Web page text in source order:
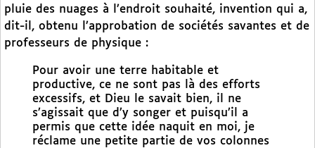
pluie des nuages à l’endroit souhaité, invention qui a,
dit-il, obtenu l’approbation de sociétés savantes et de
professeurs de physique :
Pour avoir une terre habitable et
productive, ce ne sont pas là des efforts
excessifs, et Dieu le savait bien, il ne
s’agissait que d’y songer et puisqu’il a
permis que cette idée naquit en moi, je
réclame une petite partie de vos colonnes